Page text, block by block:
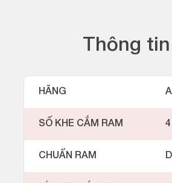
Thông
HÃNG
SỐ KHE CẮM RAM
CHUẨN RAM